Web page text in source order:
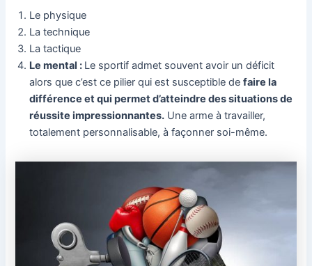
Le physique
La technique
La tactique
Le mental : Le sportif admet souvent avoir un déficit
alors que c’est ce pilier qui est susceptible defaire la
différence et qui permet d’atteindre des situations de
réussite impressionnantes. Une arme à travailler,
totalement personnalisable, à façonner soi-même.